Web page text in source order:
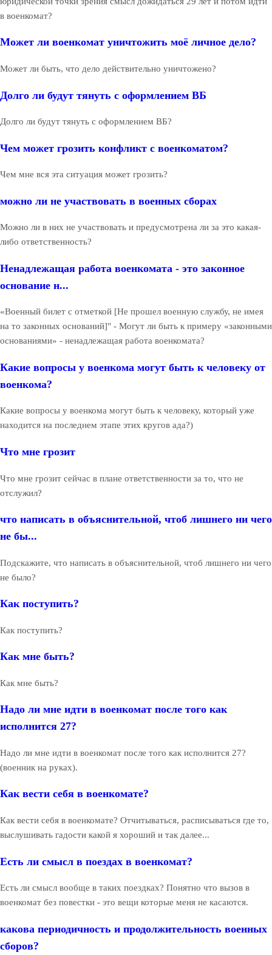
в военкомат?
Может ли военкомат уничтожить моё личное дело?
Может ли быть, что дело действительно уничтожено?
Долго ли будут тянуть с оформлением ВБ
Долго ли будут тянуть с оформлением ВБ?
Чем может грозить конфликт с военкоматом?
Чем мне вся эта ситуация может грозить?
можно ли не участвовать в военных сборах
Можно ли в них не участвовать и предусмотрена ли за это какая-
либо ответственность?
Ненадлежащая работа военкомата - это законное
основание н...
«Военный билет с отметкой [Не прошел военную службу, не имея
на то законных оснований]" - Могут ли быть к примеру «законными
основаниями» - ненадлежащая работа военкомата?
Какие вопросы у военкома могут быть к человеку от
военкома?
Какие вопросы у военкома могут быть к человеку, который уже
находится на последнем этапе этих кругов ада?)
Что мне грозит
Что мне грозит сейчас в плане ответственности за то, что не
отслужил?
что написать в объяснительной, чтоб лишнего ни чего
не бы...
Подскажите, что написать в объяснительной, чтоб лишнего ни чего
не было?
Как поступить?
Как поступить?
Как мне быть?
Как мне быть?
Надо ли мне идти в военкомат после того как
исполнится 27?
Надо ли мне идти в военкомат после того как исполнится 27?
(военник на руках).
Как вести себя в военкомате?
Как вести себя в военкомате? Отчитываться, расписываться где то,
выслушивать гадости какой я хороший и так далее...
Есть ли смысл в поездах в военкомат?
Есть ли смысл вообще в таких поездках? Понятно что вызов в
военкомат без повестки - это вещи которые меня не касаются.
какова периодичность и продолжительность военных
сборов?